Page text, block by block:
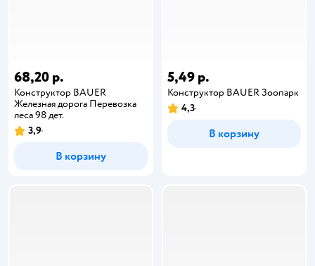
68,20 р.
Конструктор BAUER
Железная дорога Перевозка
леса 98 дет.
3,9
В корзину
5,49 р.
Конструктор BAUER Зоопарк
4,3
В корзину